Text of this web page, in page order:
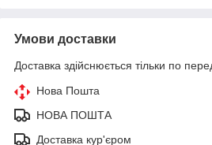
Умови доставки
Доставка здійснюється тільки по
Нова Пошта
НОВА ПОШТА
Доставка кур'єром